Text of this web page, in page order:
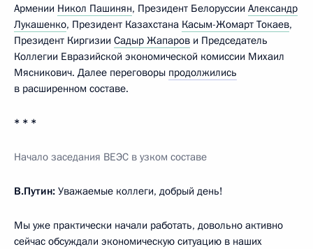
Армении Никол Пашинян, Президент Белоруссии Александр
Лукашенко, Президент Казахстана Касым-Жомарт Токаев,
Президент Киргизии Садыр Жапаров и Председатель
Коллегии Евразийской экономической комиссии Михаил
Мясникович. Далее переговоры продолжились
в расширенном составе.
* * *
Начало заседания ВЕЭС в узком составе
В.Путин: Уважаемые коллеги, добрый день!
Мы уже практически начали работать, довольно активно
сейчас обсуждали экономическую ситуацию в наших